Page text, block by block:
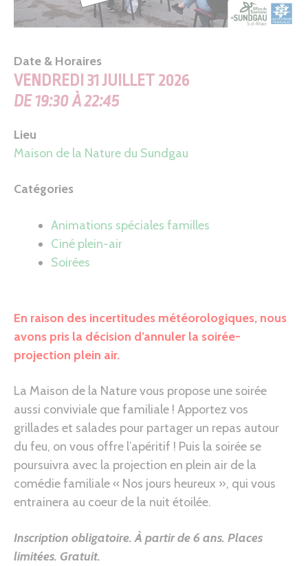
Date & Horaires
VENDREDI 31 JUILLET 2026
DE 19:30 À 22:45
Lieu
Maison de la Nature du Sundgau
Catégories
Animations spéciales familles
Ciné plein-air
Soirées
En raison des incertitudes météorologiques, nous
avons pris la décision d’annuler la soirée-
projection plein air.
La Maison de la Nature vous propose une soirée
aussi conviviale que familiale ! Apportez vos
grillades et salades pour partager un repas autour
du feu, on vous offre l’apéritif ! Puis la soirée se
poursuivra avec la projection en plein air de la
comédie familiale « Nos jours heureux », qui vous
entrainera au coeur de la nuit étoilée.
Inscription obligatoire. À partir de 6 ans. Places
limitées. Gratuit.